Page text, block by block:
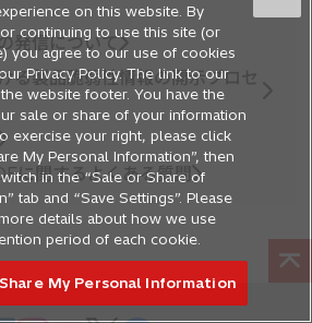
発信について
る製品脆弱性情報の開示プロセ
に関するよくある質問
on this website. By
continuing to use this site (or
you agree to our use of cookies
Privacy Policy. The link to our
website footer. You have the
sale or share of your information
exercise your right, please click
My Personal Information”, then
in the “Sale or Share of
tab and “Save Settings”. Please
details about how we use
period of each cookie.
My Personal Information